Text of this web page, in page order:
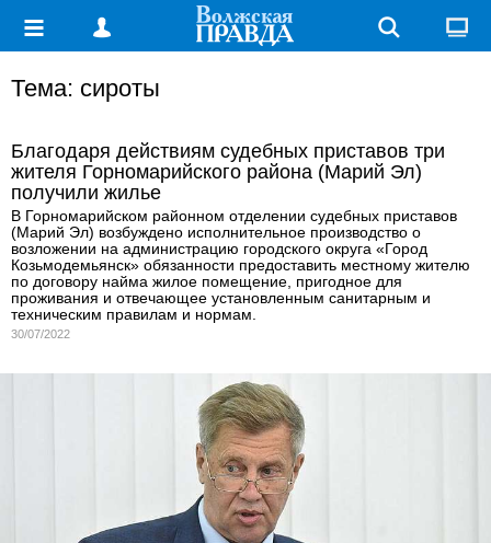
Тема: сироты
Благодаря действиям судебных приставов три
жителя Горномарийского района (Марий Эл)
получили жилье
В Горномарийском районном отделении судебных приставов
(Марий Эл) возбуждено исполнительное производство о
возложении на администрацию городского округа «Город
Козьмодемьянск» обязанности предоставить местному жителю
по договору найма жилое помещение, пригодное для
проживания и отвечающее установленным санитарным и
техническим правилам и нормам.
30/07/2022